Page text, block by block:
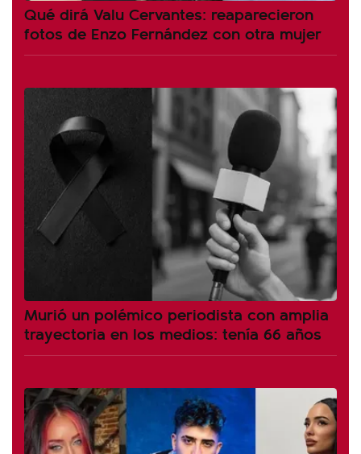
Qué dirá Valu Cervantes: reaparecieron
fotos de Enzo Fernández con otra mujer
Murió un polémico periodista con amplia
trayectoria en los medios: tenía 66 años